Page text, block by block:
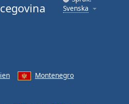
Svenska
Montenegro